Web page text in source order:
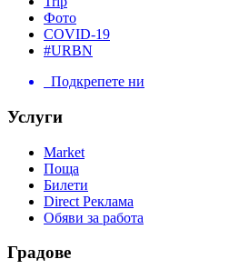
Фото
COVID-19
#URBN
Подкрепете ни
Услуги
Market
Поща
Билети
Direct Реклама
Обяви за работа
Градове